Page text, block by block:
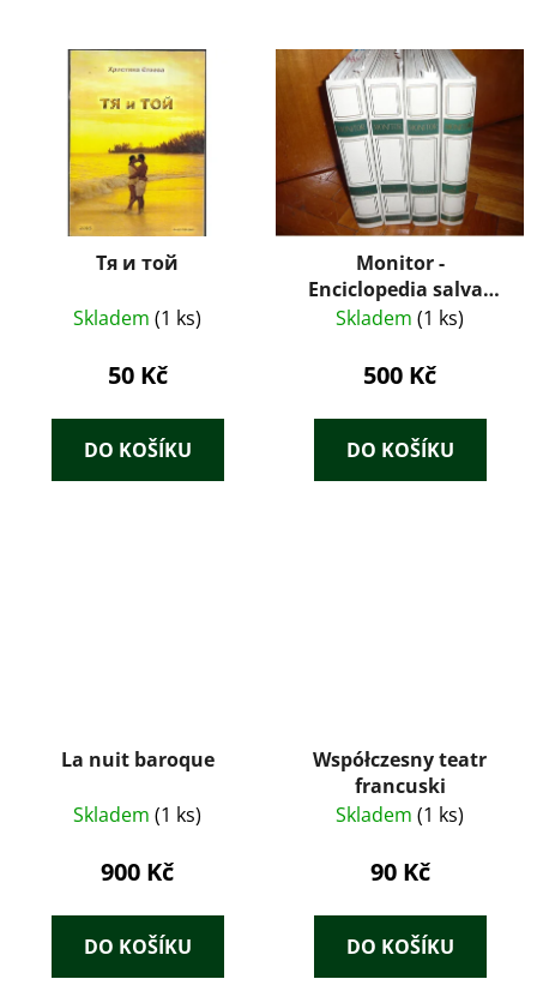
Тя и той
Skladem (1 ks)
50 Kč
DO KOŠÍKU
Monitor -
Enciclopedia salvat
para todos
Skladem (1 ks)
500 Kč
DO KOŠÍKU
La nuit baroque
Skladem (1 ks)
900 Kč
DO KOŠÍKU
Współczesny teatr
francuski
Skladem (1 ks)
90 Kč
DO KOŠÍKU